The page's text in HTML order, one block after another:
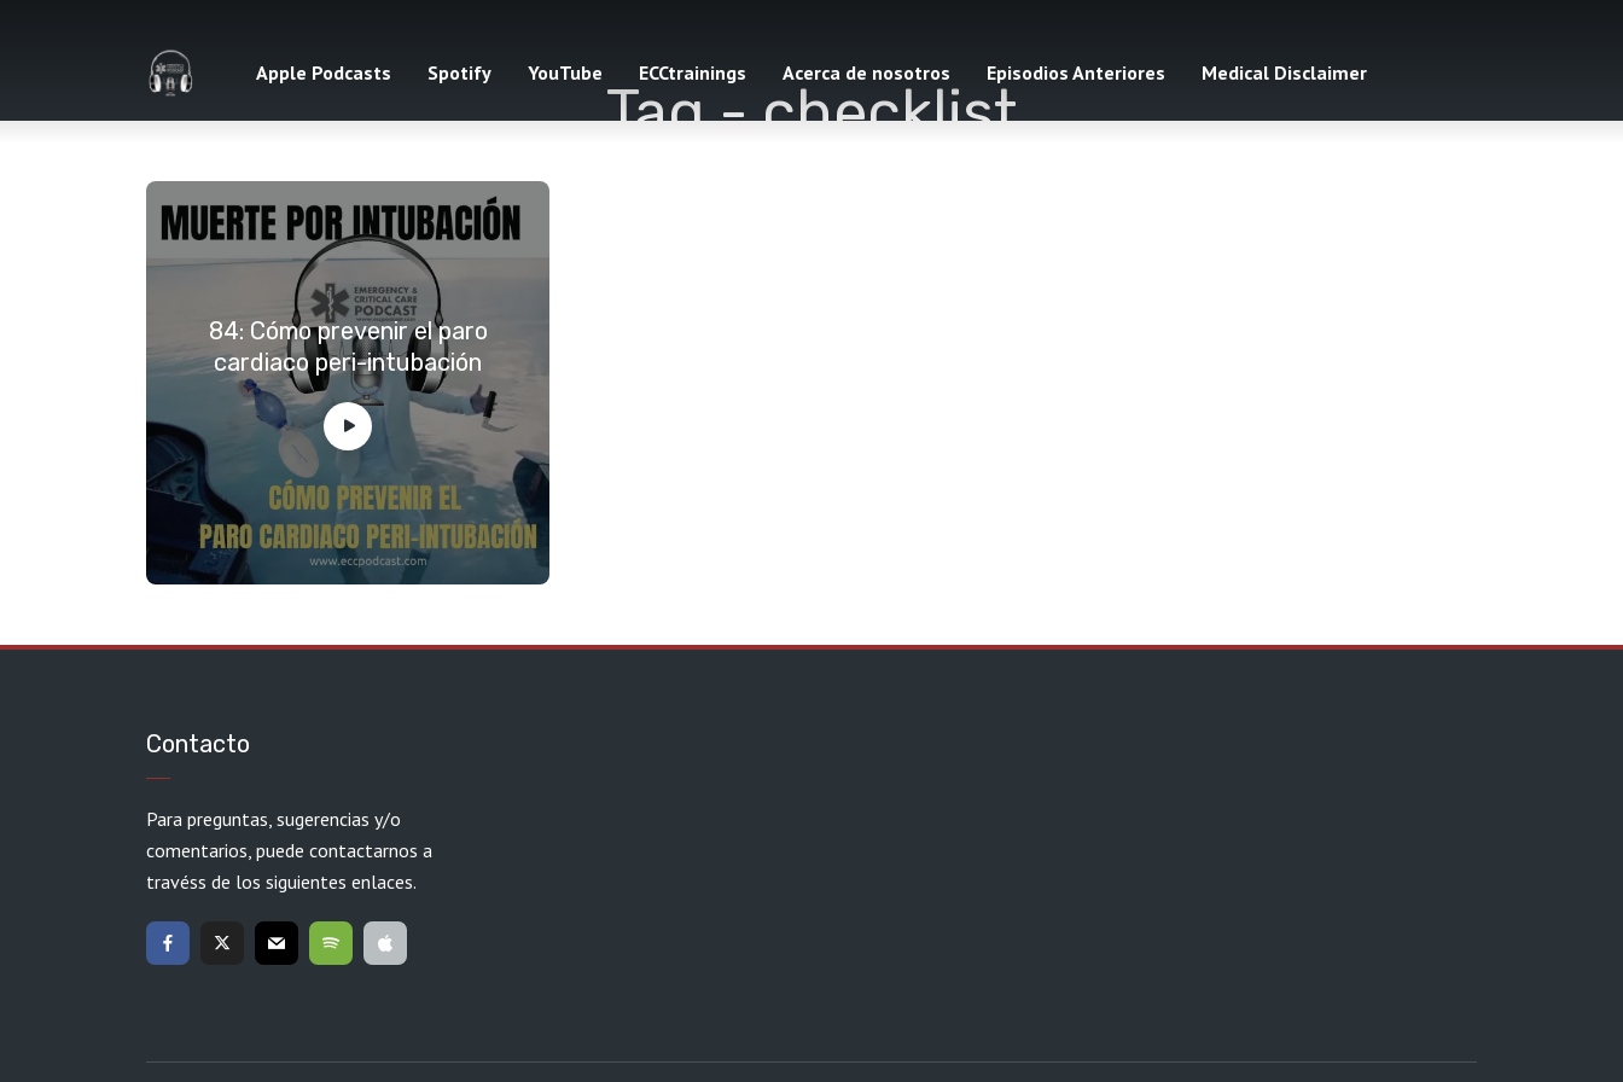
Apple Podcasts Spotify YouTube ECCtrainings Acerca de nosotros Episodios Anteriores Medical Disclaimer
Tag -checklist
84: Cómo prevenir el paro
cardiaco peri-intubación
Contacto
Para preguntas, sugerencias y/o
comentarios, puede contactarnos a
travéss de los siguientes enlaces.